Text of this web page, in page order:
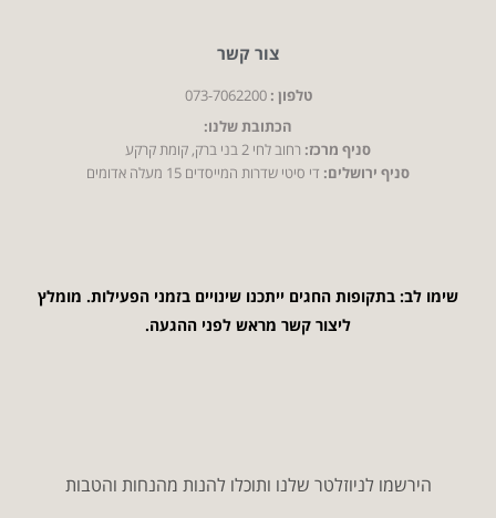
צור קשר
טלפון : 073-7062200
הכתובת שלנו:
סניף מרכז:רחוב לחי 2 בני ברק, קומת קרקע
סניף ירושלים:די סיטי שדרות המייסדים 15 מעלה אדומים
שימו לב: בתקופות החגים ייתכנו שינויים בזמני הפעילות. מומלץ
ליצור קשר מראש לפני ההגעה.
הירשמו לניוזלטר שלנו ותוכלו להנות מהנחות והטבות